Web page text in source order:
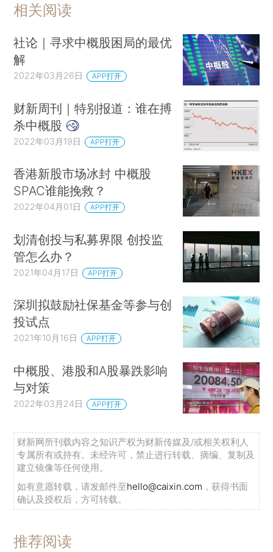
相关阅读
社论｜寻求中概股困局的最优
解
2022年03月26日 APP打开
财新周刊｜特别报道：谁在搏
杀中概股
2022年03月19日 APP打开
香港新股市场冰封 中概股
SPAC谁能挽救？
2022年04月01日 APP打开
划清创投与私募界限 创投监
管怎么办？
2021年04月17日 APP打开
深圳拟鼓励社保基金等参与创
投试点
2021年10月16日 APP打开
中概股、港股和A股暴跌影响
与对策
2022年03月24日 APP打开
财新网所刊载内容之知识产权为财新传媒及/或相关权利人
专属所有或持有。未经许可，禁止进行转载、摘编、复制及
建立镜像等任何使用。
如有意愿转载，请发邮件至hello@caixin.com ，获得书面
确认及授权后，方可转载。
推荐阅读